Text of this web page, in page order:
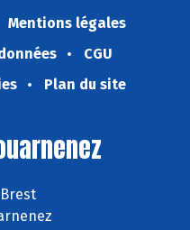
Mentions légales
CGU
Plan du site